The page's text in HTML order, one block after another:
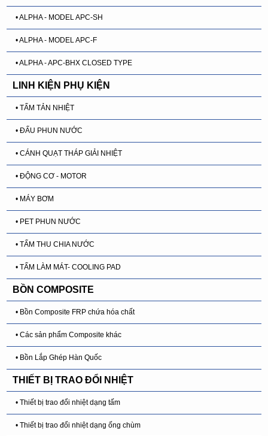
• ALPHA - MODEL APC-SH
• ALPHA - MODEL APC-F
• ALPHA - APC-BHX CLOSED TYPE
LINH KIỆN PHỤ KIỆN
• TẤM TẢN NHIỆT
• ĐẤU PHUN NƯỚC
• CÁNH QUẠT THÁP GIẢI NHIỆT
• ĐỘNG CƠ - MOTOR
• MÁY BƠM
• PET PHUN NƯỚC
• TẤM THU CHIA NƯỚC
• TẤM LÀM MÁT- COOLING PAD
BỒN COMPOSITE
• Bồn Composite FRP chứa hóa chất
• Các sản phẩm Composite khác
• Bồn Lắp Ghép Hàn Quốc
THIẾT BỊ TRAO ĐỔI NHIỆT
• Thiết bị trao đổi nhiệt dạng tấm
• Thiết bị trao đổi nhiệt dạng ống chùm